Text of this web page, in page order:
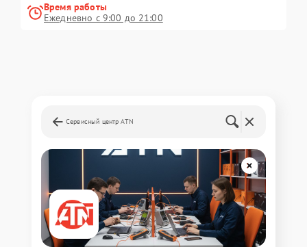
Время работы
Ежедневно с 9:00 до 21:00
Сервисный центр ATN